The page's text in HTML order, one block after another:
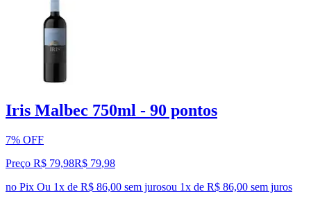
Iris Malbec 750ml - 90 pontos
7% OFF
Preço R$ 79,98R$ 79,98
no Pix Ou 1x de R$ 86,00 sem jurosou 1x de R$ 86,00 sem juros